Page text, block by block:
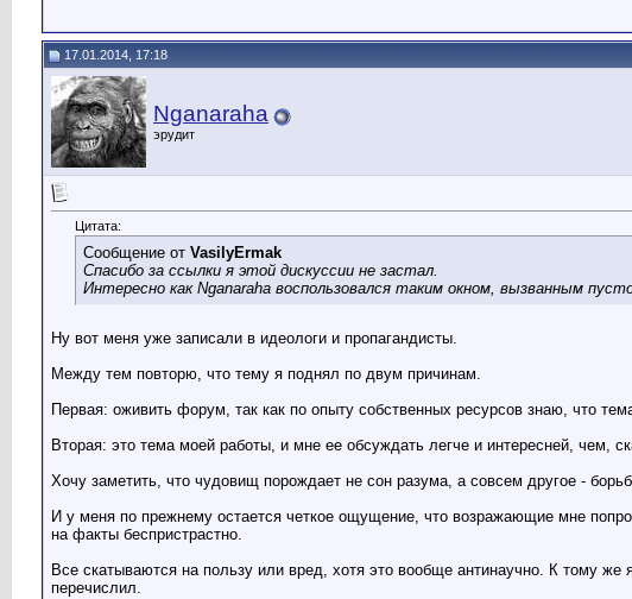
17.01.2014, 17:18
Nganaraha
эрудит
Цитата:
Сообщение от VasilyErmak
Спасибо за ссылки я этой дискуссии не застал.
Интересно как Nganaraha воспользовался таким окном, вызванным
Ну вот меня уже записали в идеологи и пропагандисты.
Между тем повторю, что тему я поднял по двум причинам.
Первая: оживить форум, так как по опыту собственных ресурсов знаю, что
Вторая: это тема моей работы, и мне ее обсуждать легче и интересней, чем,
Хочу заметить, что чудовищ порождает не сон разума, а совсем другое -
И у меня по прежнему остается четкое ощущение, что возражающие мне
на факты беспристрастно.
Все скатываются на пользу или вред, хотя это вообще антинаучно. К тому
перечислил.